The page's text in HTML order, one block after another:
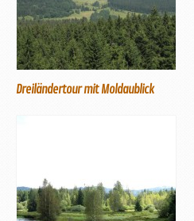
Dreiländertour mit Moldaublick